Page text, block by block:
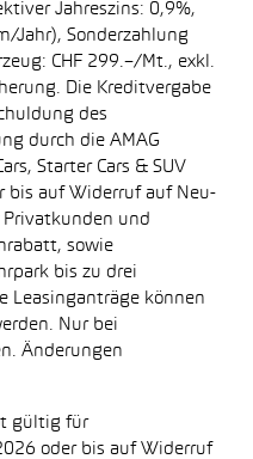
Jahreszins: 0,9%,
Jahr), Sonderzahlung
CHF 299.–/Mt., exkl.
Die Kreditvergabe
des
durch die AMAG
Starter Cars & SUV
bis auf Widerruf auf Neu-
und
sowie
bis zu drei
Leasinganträge können
Nur bei
Änderungen
gültig für
oder bis auf Widerruf